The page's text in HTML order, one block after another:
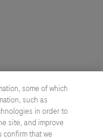
some of which
such as
in order to
site, and improve
confirm that we